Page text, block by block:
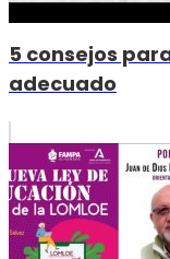
5 consejos
adecuado